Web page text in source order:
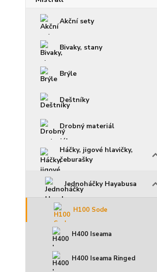
Akční sety
Bivaky, stany
Brýle
Deštníky
Drobný materiál
Háčky, jigové hlavičky,
čeburašky
Jednoháčky Hayabusa
H100 Sode
H400 Iseama
H400 Iseama Ringed